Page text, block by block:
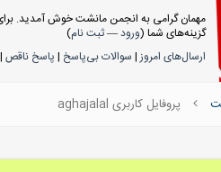
مهمان گرامی به انجمن مانشت خوش آمدید.
گزینه‌های شما (ورود—ثبت نام)
ارسال‌های امروز| سوالات بی‌پاسخ | پاسخ ناقص |
پروفایل کاربری aghajalal